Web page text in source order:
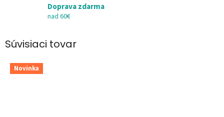
Doprava zdarma
nad 60€
Súvisiaci tovar
Novinka